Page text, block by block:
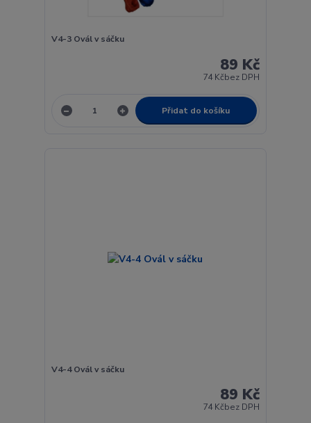
V4-3 Ovál v sáčku
89 Kč
74 Kčbez DPH
Přidat do košíku
V4-4 Ovál v sáčku
89 Kč
74 Kčbez DPH